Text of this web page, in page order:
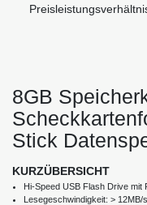
8GB
Stick
KURZÜBERSICHT
Hi-Speed USB Flash Drive mit
Lesegeschwindigkeit: > 12MB/